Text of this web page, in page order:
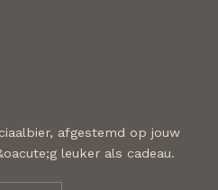
afgestemd op jouw
leuker als cadeau.